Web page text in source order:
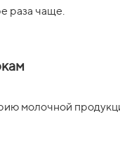
раза чаще.
молочной